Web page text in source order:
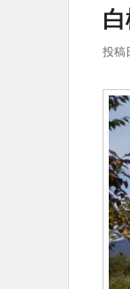
投稿